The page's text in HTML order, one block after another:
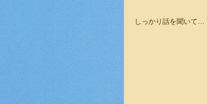
しっかり話を聞いて…